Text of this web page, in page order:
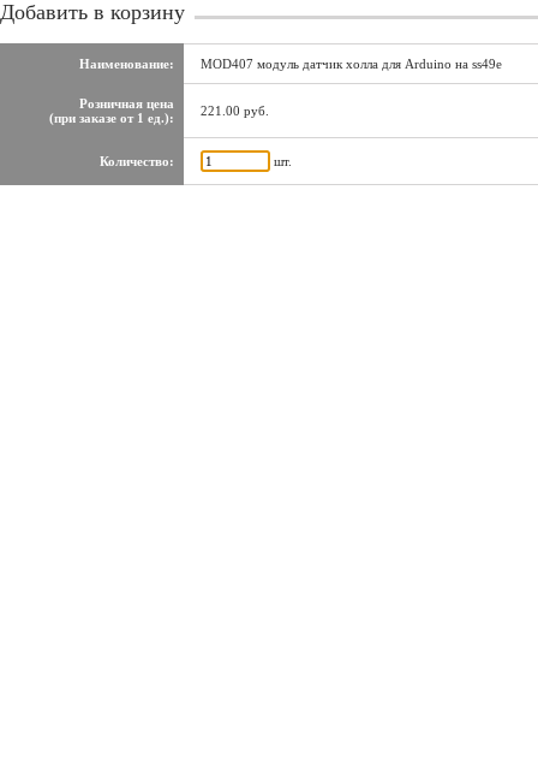
Добавить в корзину
Наименование: MOD407 модуль датчик холла для Arduino на ss49e
Розничная цена
(при заказе от 1 ед.):
221.00 руб.
Количество: шт.